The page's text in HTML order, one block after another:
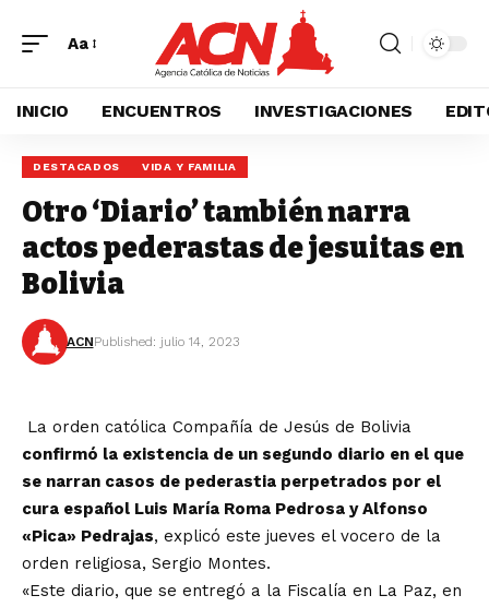
Aa
INICIO ENCUENTROS INVESTIGACIONES
DESTACADOS VIDA Y FAMILIA
Otro ‘Diario’ también narra
actos pederastas de jesuitas en
Bolivia
ACNPublished: julio 14, 2023
La orden católica Compañía de Jesús de Bolivia
confirmó la existencia de un segundo diario en el que
se narran casos de pederastia perpetrados por el
cura español Luis María Roma Pedrosa y Alfonso
«Pica» Pedrajas, explicó este jueves el vocero de la
orden religiosa, Sergio Montes.
«Este diario, que se entregó a la Fiscalía en La Paz, en